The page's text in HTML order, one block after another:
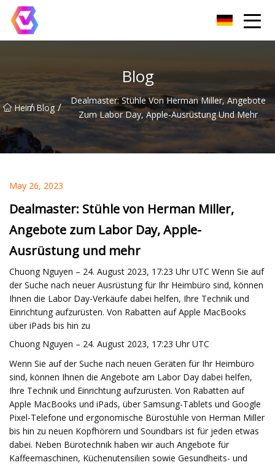
Blog
Heim
/ Blog /
Dealmaster: Stühle Von Herman Miller, Angebote
Zum Labor Day, Apple-Ausrüstung Und Mehr
May 26, 2023
Dealmaster: Stühle von Herman Miller,
Angebote zum Labor Day, Apple-
Ausrüstung und mehr
Chuong Nguyen – 24. August 2023, 17:23 Uhr UTC Wenn Sie auf
der Suche nach neuer Ausrüstung für Ihr Heimbüro sind, können
Ihnen die Labor Day-Verkäufe dabei helfen, Ihre Technik und
Einrichtung aufzurüsten. Von Rabatten auf Apple MacBooks
über iPads bis hin zu
Chuong Nguyen – 24. August 2023, 17:23 Uhr UTC
Wenn Sie auf der Suche nach neuen Geräten für Ihr Heimbüro
sind, können Ihnen die Angebote am Labor Day dabei helfen,
Ihre Technik und Einrichtung aufzurüsten. Von Rabatten auf
Apple MacBooks und iPads, über Samsung-Tablets und Google
Pixel-Telefone und ergonomische Bürostühle von Herman Miller
bis hin zu neuen Kopfhörern und Soundbars ist für jeden etwas
dabei. Neben Bürotechnik haben wir auch Angebote für
Kaffeemaschinen, Küchenutensilien sowie Gesundheits- und